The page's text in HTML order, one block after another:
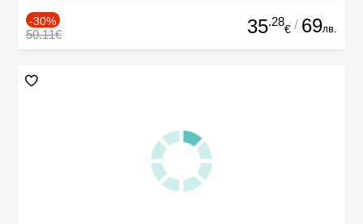
-30%
50.11€ 35.28
€ / 69лв.